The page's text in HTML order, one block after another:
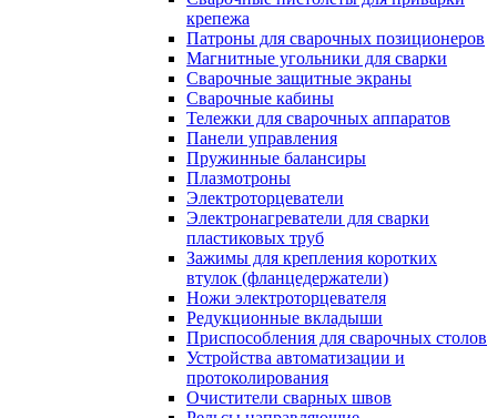
крепежа
Патроны для сварочных позиционеров
Магнитные угольники для сварки
Сварочные защитные экраны
Сварочные кабины
Тележки для сварочных аппаратов
Панели управления
Пружинные балансиры
Плазмотроны
Электроторцеватели
Электронагреватели для сварки
пластиковых труб
Зажимы для крепления коротких
втулок (фланцедержатели)
Ножи электроторцевателя
Редукционные вкладыши
Приспособления для сварочных столов
Устройства автоматизации и
протоколирования
Очистители сварных швов